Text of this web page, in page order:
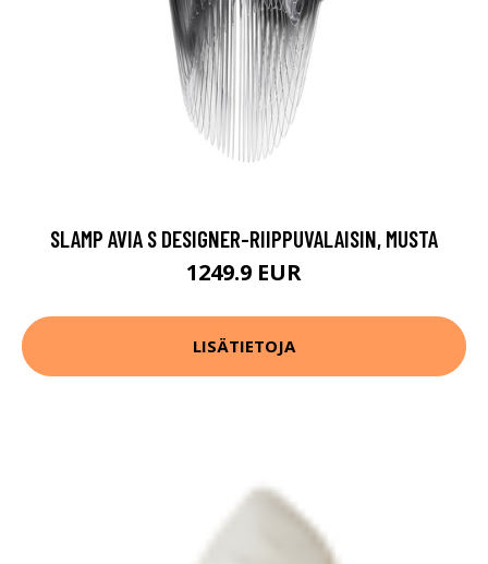
SLAMP AVIA S DESIGNER-RIIPPUVALAISIN, MUSTA
1249.9 EUR
LISÄTIETOJA